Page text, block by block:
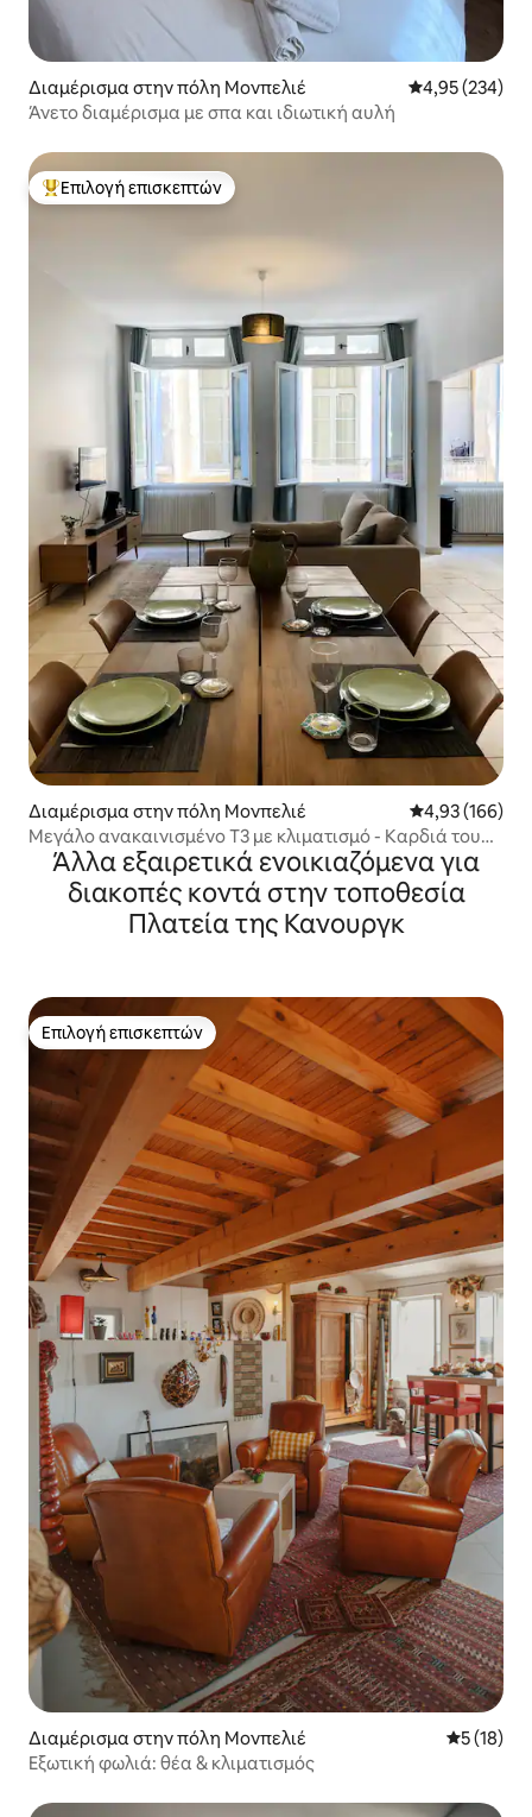
Διαμέρισμα στην πόλη Μονπελιέ Μέση
4,95 (234)
Άνετο διαμέρισμα με σπα και ιδιωτική αυλή
Κορυφαία επιλογή επισκεπτών
Επιλογή επισκεπτών
Διαμέρισμα στην πόλη Μονπελιέ Μέση
4,93 (166)
Μεγάλο ανακαινισμένο T3 με κλιματισμό - Καρδιά του
Μονπελιέ
Άλλα εξαιρετικά ενοικιαζόμενα για
διακοπές κοντά στην τοποθεσία
Πλατεία της Κανουργκ
Επιλογή επισκεπτών
Επιλογή επισκεπτών
Διαμέρισμα στην πόλη Μονπελιέ Μέση
5 (18)
Εξωτική φωλιά: θέα & κλιματισμός